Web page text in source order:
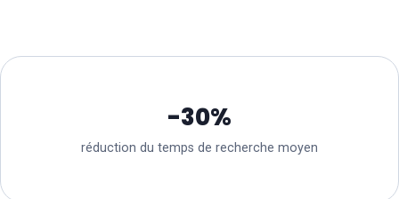
-30%
réduction du temps de recherche moyen